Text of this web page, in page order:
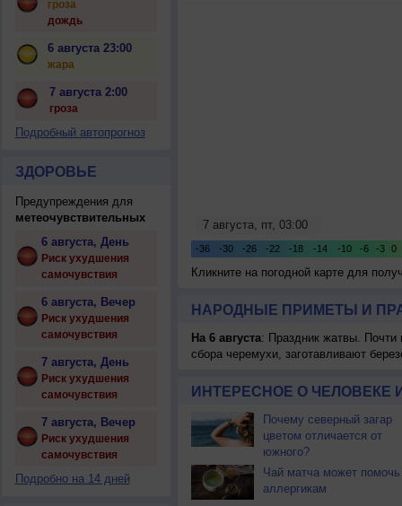
гроза
дождь
6 августа 23:00
жара
7 августа 2:00
гроза
Подробный автопрогноз
ЗДОРОВЬЕ
Предупреждения для
метеочувствительных
6 августа, День
Риск ухудшения
самочувствия
6 августа, Вечер
Риск ухудшения
самочувствия
7 августа, День
Риск ухудшения
самочувствия
7 августа, Вечер
Риск ухудшения
самочувствия
Подробно на 14 дней
Кликните на погодной карте для
НАРОДНЫЕ ПРИМЕТЫ И
На 6 августа: Праздник жатвы. Почти
сбора черемухи, заготавливают
ИНТЕРЕСНОЕ О ЧЕЛОВЕКЕ
Почему северный загар
цветом отличается от
южного?
Чай матча может помочь
аллергикам